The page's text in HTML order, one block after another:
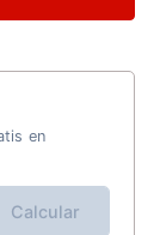
en
Calcular